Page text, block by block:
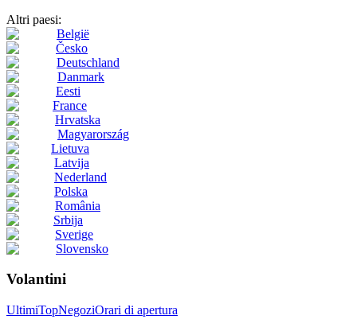
Altri paesi:
België
Česko
Deutschland
Danmark
Eesti
France
Hrvatska
Magyarország
Lietuva
Latvija
Nederland
Polska
România
Srbija
Sverige
Slovensko
Volantini
UltimiTopNegoziOrari di apertura